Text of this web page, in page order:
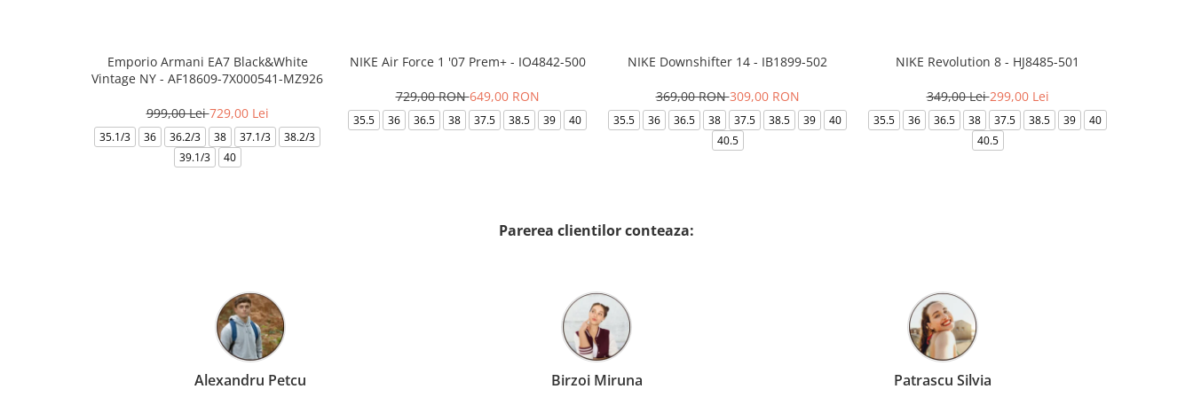
Emporio Armani EA7 Black&White
Vintage NY - AF18609-7X000541-MZ926
999,00 Lei729,00 Lei
35.1/3 36 36.2/3 38 37.1/3
38.2/3
39.1/3
40
NIKE Air Force 1 '07 Prem+ - IO4842-500
729,00 RON649,00 RON
35.5 36 36.5 38 37.5 38.5 39 40
NIKE Downshifter 14 - IB1899-502
369,00 RON309,00 RON
35.5 36 36.5 38 37.5 38.5 39
40
40.5
NIKE Revolution 8 - HJ8485-501
349,00 Lei299,00 Lei
35.5 36 36.5 38 37.5 38.5 39
40
40.5
Parerea clientilor conteaza:
Alexandru Petcu Birzoi Miruna Patrascu Silvia